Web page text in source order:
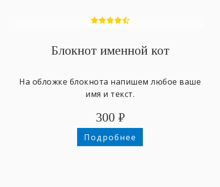
Блокнот именной кот
На обложке блокнота напишем любое ваше
имя и текст.
300 ₽
Подробнее